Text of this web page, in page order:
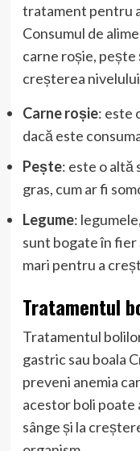
tratament pentru
Consumul de
carne roșie, pește
creșterea
Carne roșie: este
dacă este
Pește: este o altă
gras, cum ar fi
Legume:
sunt bogate în
mari pentru a
Tratamentul
Tratamentul
gastric sau boala
preveni anemia
acestor boli poate
sânge și la